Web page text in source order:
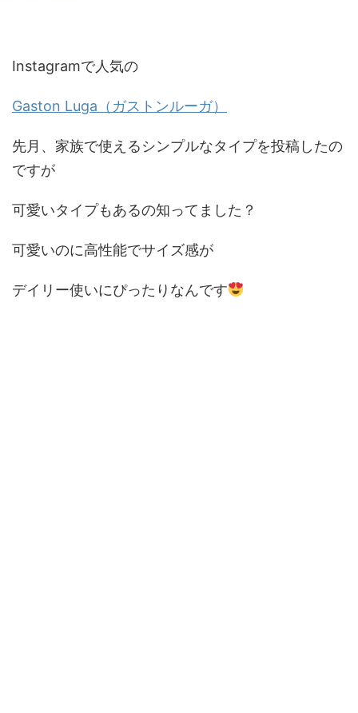
Instagramで人気の
Gaston Luga（ガストンルーガ）
先月、家族で使えるシンプルなタイプを投稿したの
ですが
可愛いタイプもあるの知ってました？
可愛いのに高性能でサイズ感が
デイリー使いにぴったりなんです